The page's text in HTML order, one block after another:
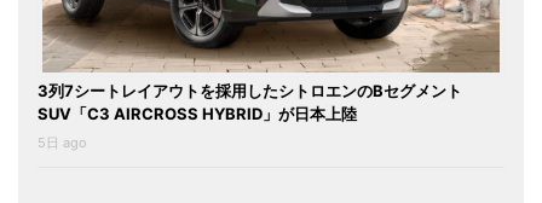
3列7シートレイアウトを採用したシトロエンのBセグメント
SUV「C3 AIRCROSS HYBRID」が日本上陸
5日 ago